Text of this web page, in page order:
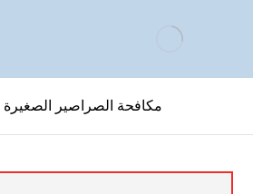
مكافحة الصراصير